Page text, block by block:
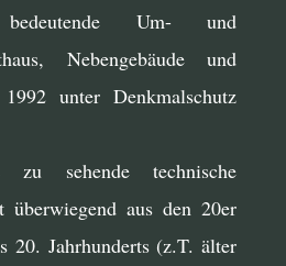
bedeutende Um- und
Nebengebäude und
unter Denkmalschutz
sehende technische
überwiegend aus den 20er
20. Jahrhunderts (z.T. älter